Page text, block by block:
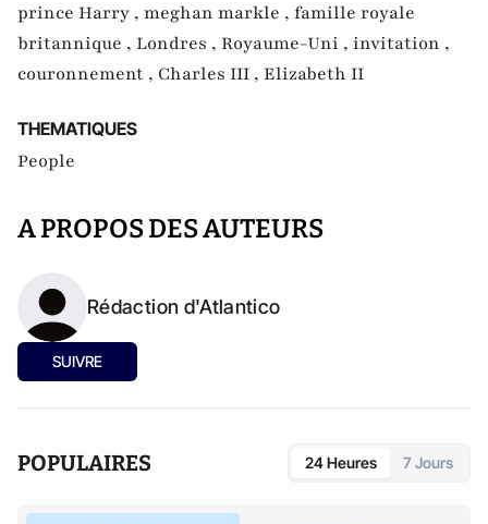
prince Harry , meghan markle , famille royale
britannique , Londres , Royaume-Uni , invitation ,
couronnement , Charles III , Elizabeth II
THEMATIQUES
People
A PROPOS DES AUTEURS
Rédaction d'Atlantico
SUIVRE
POPULAIRES 24 Heures 7 Jours